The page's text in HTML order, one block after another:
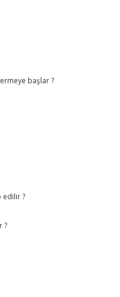
başlar ?
edilir ?
?